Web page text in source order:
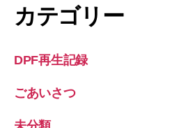
カテゴリー
DPF再生記録
ごあいさつ